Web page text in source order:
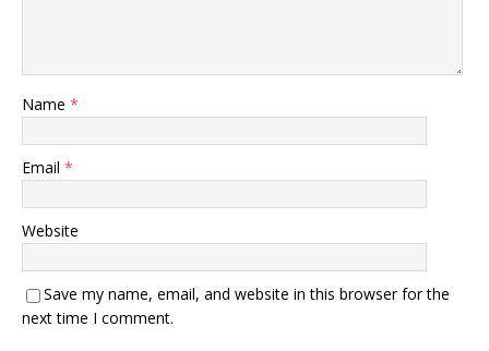
Name *
Email *
Website
Save my name, email, and website in this browser for the
next time I comment.